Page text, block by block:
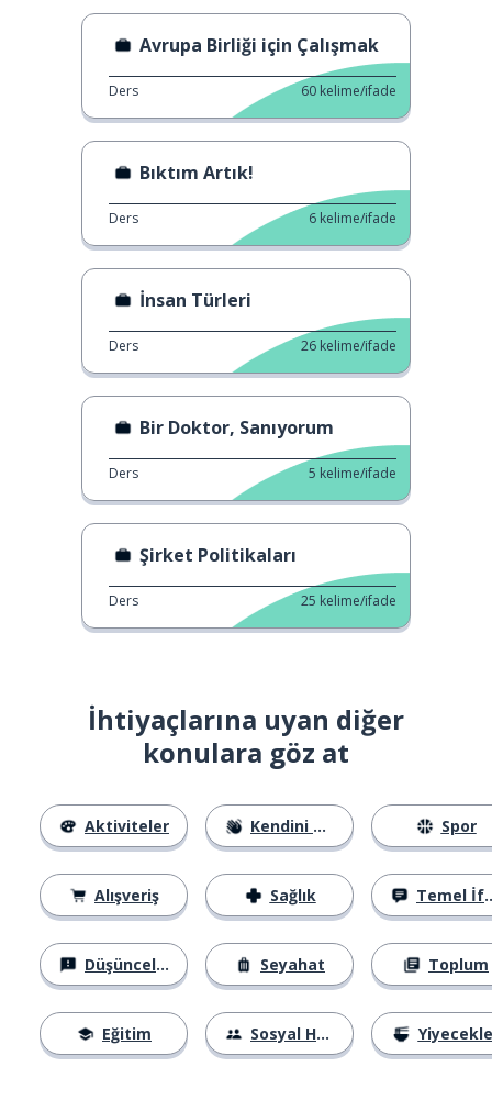
Avrupa Birliği için Çalışmak
Ders 60 kelime/ifade
Bıktım Artık!
Ders 6 kelime/ifade
İnsan Türleri
Ders 26 kelime/ifade
Bir Doktor, Sanıyorum
Ders 5 kelime/ifade
Şirket Politikaları
Ders 25 kelime/ifade
İhtiyaçlarına uyan diğer
konulara göz at
Aktiviteler
Alışveriş
Düşünceler
Eğitim
Kendini Tanıtma
Sağlık
Seyahat
Sosyal Hayat
Spor
Temel İfadeler
Toplum